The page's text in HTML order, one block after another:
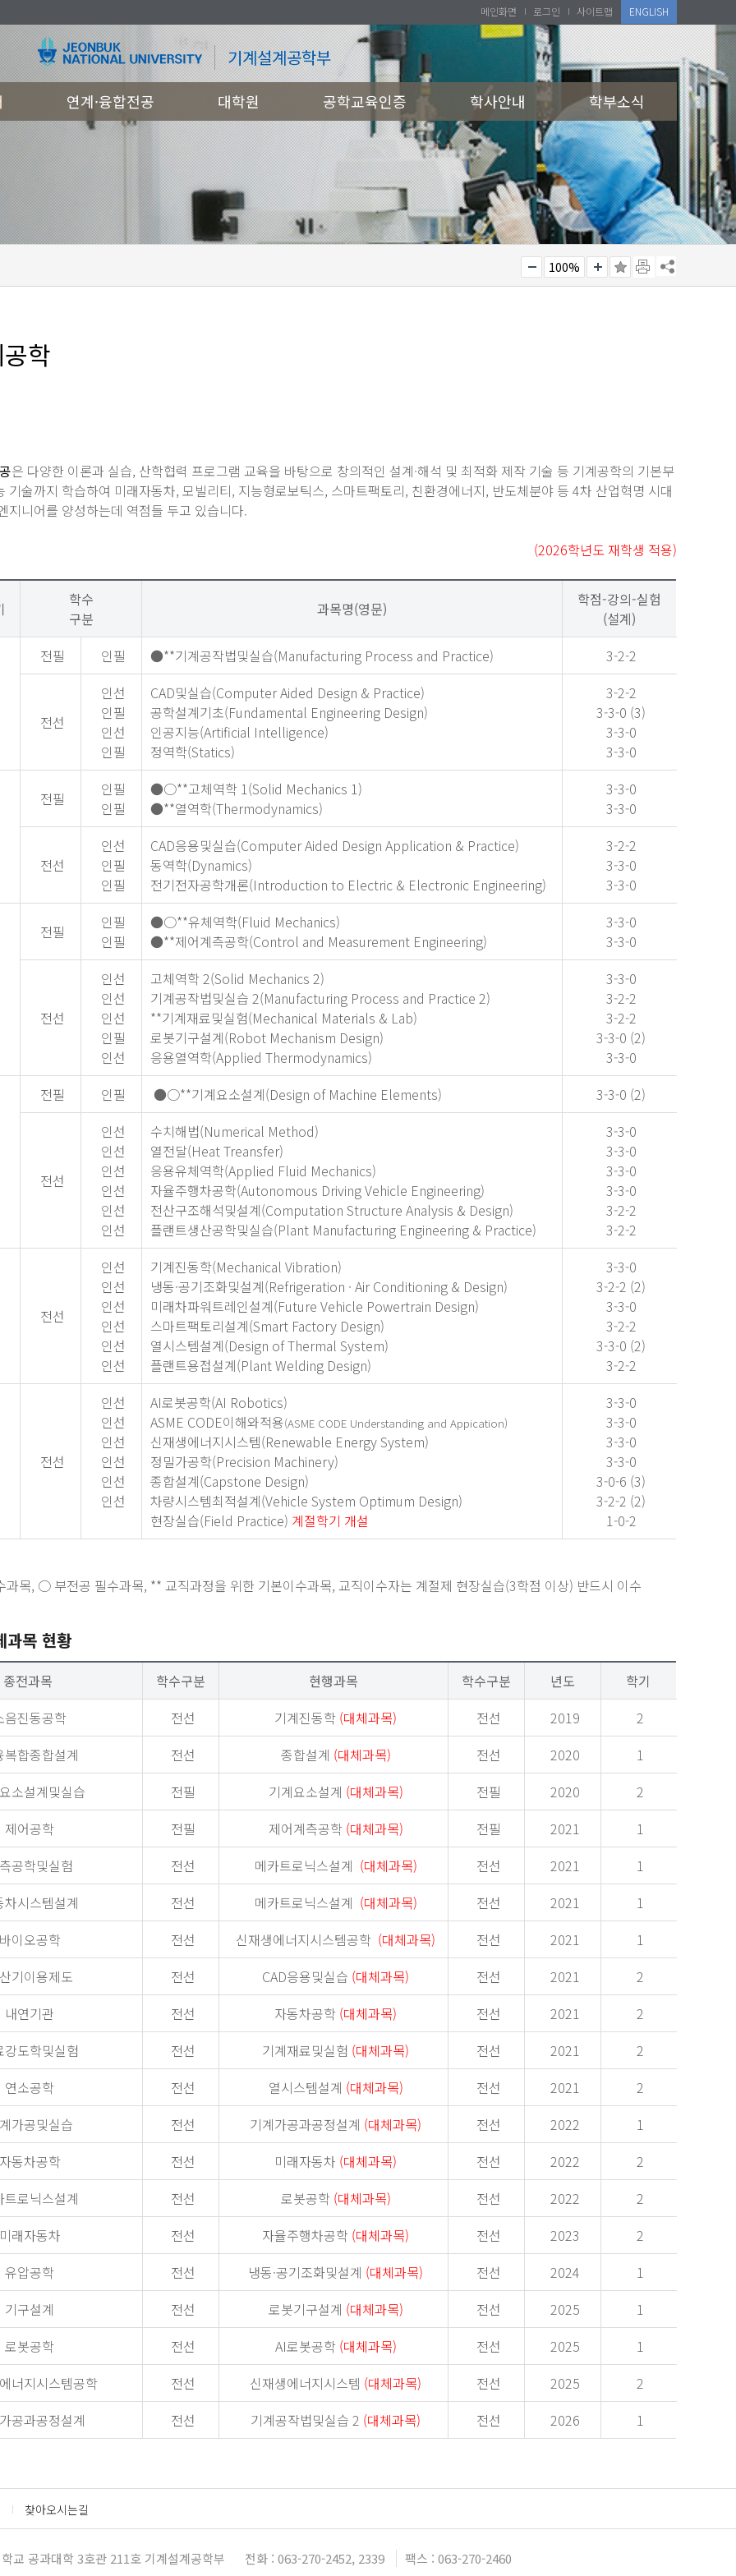
기계설계공학부
메인화면 로그인 사이트맵 ENGLISH
연계·융합전공 대학원 공학교육인증 학사안내 학부소식
100%
학
은 다양한 이론과 실습, 산학협력 프로그램 교육을 바탕으로 창의적인 설계·해석 및 최적화 제작 기술 등 기계공학의 기본부
기술까지 학습하여 미래자동차, 모빌리티, 지능형로보틱스, 스마트팩토리, 친환경에너지, 반도체분야 등 4차 산업혁명 시대
지니어를 양성하는데 역점들 두고 있습니다.
(2026학년도 재학생 적용)
학수
구분
과목명(영문)
학점-강의-실험
(설계)
전필 인필 ●**기계공작법및실습(Manufacturing Process and Practice) 3-2-2
전선
인선
인필
인선
인필
CAD및실습(Computer Aided Design & Practice)
공학설계기초(Fundamental Engineering Design)
인공지능(Artificial Intelligence)
정역학(Statics)
3-2-2
3-3-0 (3)
3-3-0
3-3-0
전필
인필
인필
●○**고체역학 1(Solid Mechanics 1)
●**열역학(Thermodynamics)
3-3-0
3-3-0
전선
인선
인필
인필
CAD응용및실습(Computer Aided Design Application & Practice)
동역학(Dynamics)
전기전자공학개론(Introduction to Electric & Electronic Engineering)
3-2-2
3-3-0
3-3-0
전필
인필
인필
●○**유체역학(Fluid Mechanics)
●**제어계측공학(Control and Measurement Engineering)
3-3-0
3-3-0
전선
인선
인선
인선
인필
인선
고체역학 2(Solid Mechanics 2)
기계공작법및실습 2(Manufacturing Process and Practice 2)
**기계재료및실험(Mechanical Materials & Lab)
로봇기구설계(Robot Mechanism Design)
응용열역학(Applied Thermodynamics)
3-3-0
3-2-2
3-2-2
3-3-0 (2)
3-3-0
전필 인필 ●○**기계요소설계(Design of Machine Elements) 3-3-0 (2)
전선
인선
인선
인선
인선
인선
인선
수치해법(Numerical Method)
열전달(Heat Treansfer)
응용유체역학(Applied Fluid Mechanics)
자율주행차공학(Autonomous Driving Vehicle Engineering)
전산구조해석및설계(Computation Structure Analysis & Design)
플랜트생산공학및실습(Plant Manufacturing Engineering & Practice)
3-3-0
3-3-0
3-3-0
3-3-0
3-2-2
3-2-2
전선
인선
인선
인선
인선
인선
인선
기계진동학(Mechanical Vibration)
냉동·공기조화및설계(Refrigeration · Air Conditioning & Design)
미래차파워트레인설계(Future Vehicle Powertrain Design)
스마트팩토리설계(Smart Factory Design)
열시스템설계(Design of Thermal System)
플랜트용접설계(Plant Welding Design)
3-3-0
3-2-2 (2)
3-3-0
3-2-2
3-3-0 (2)
3-2-2
전선
인선
인선
인선
인선
인선
인선
AI로봇공학(AI Robotics)
ASME CODE이해와적용(ASME CODE Understanding and Appication)
신재생에너지시스템(Renewable Energy System)
정밀가공학(Precision Machinery)
종합설계(Capstone Design)
차량시스템최적설계(Vehicle System Optimum Design)
현장실습(Field Practice) 계절학기 개설
3-3-0
3-3-0
3-3-0
3-3-0
3-0-6 (3)
3-2-2 (2)
1-0-2
목, ○ 부전공 필수과목, ** 교직과정을 위한 기본이수과목, 교직이수자는 계절제 현장실습(3학점 이상) 반드시 이수
과목 현황
종전과목 학수구분 현행과목 학수구분 년도
학기
음진동공학
전선 기계진동학 (대체과목) 전선 2019
2
복합종합설계
전선 종합설계 (대체과목) 전선 2020
1
소설계및실습
전필 기계요소설계 (대체과목) 전필 2020
2
제어공학
전필 제어계측공학(대체과목) 전필 2021
1
공학및실험
전선 메카트로닉스설계 (대체과목) 전선 2021
1
차시스템설계
전선 메카트로닉스설계 (대체과목) 전선 2021
1
바이오공학
전선 신재생에너지시스템공학 (대체과목) 전선 2021
1
기이용제도
전선 CAD응용및실습 (대체과목) 전선 2021
2
내연기관
전선 자동차공학 (대체과목) 전선 2021
2
강도학및실험
전선 기계재료및실험 (대체과목) 전선 2021
2
연소공학
전선 열시스템설계 (대체과목) 전선 2021
2
가공및실습
전선 기계가공과공정설계 (대체과목) 전선 2022
1
자동차공학
전선 미래자동차 (대체과목) 전선 2022
2
트로닉스설계
전선 로봇공학(대체과목) 전선 2022
2
미래자동차
전선 자율주행차공학 (대체과목) 전선 2023
2
유압공학
전선 냉동·공기조화및설계 (대체과목) 전선 2024
1
기구설계
전선 로봇기구설계 (대체과목) 전선 2025
1
로봇공학
전선 AI로봇공학(대체과목) 전선 2025
1
너지시스템공학
전선 신재생에너지시스템 (대체과목) 전선 2025
2
공과공정설계
전선 기계공작법및실습 2 (대체과목) 전선 2026 1
찾아오시는길
교 공과대학 3호관 211호 기계설계공학부 전화 : 063-270-2452, 2339
팩스 : 063-270-2460